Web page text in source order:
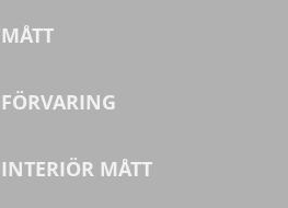
MÅTT
FÖRVARING
INTERIÖR MÅTT